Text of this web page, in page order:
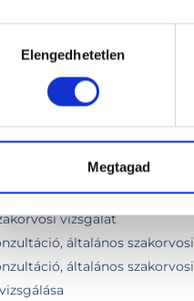
Elengedhetetlen
Megtagad
vizsgálat
vizsgálat
általános
általános